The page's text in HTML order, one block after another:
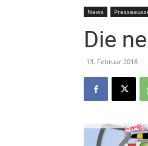
News
Die
13. Februar 2018